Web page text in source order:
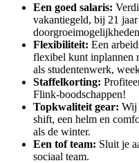
Een goed salaris:
vakantiegeld, bij 21
Flexibiliteit: Een
flexibel kunt inplannen
als studentenwerk,
Staffelkorting:
Flink-boodschappen!
Topkwaliteit gear: Wij
shift, een helm en
als de winter.
Een tof team: Sluit je
sociaal team.